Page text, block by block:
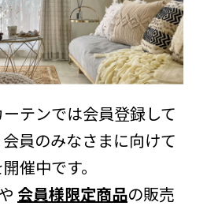
テンでは会員登録して
員のみなさまに向けて
催中です。
や 会員様限定商品の販売